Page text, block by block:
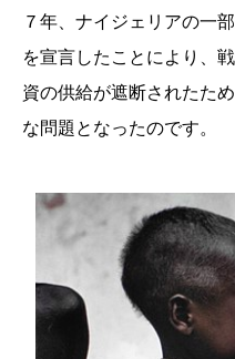
７年、ナイジェリアの一
を宣言したことにより、
資の供給が遮断されたた
な問題となったのです。